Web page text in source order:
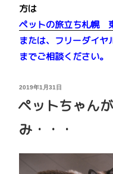
方は
ペットの旅立ち札幌
または、フリーダイ
までご相談ください。
投
日:
2019年1月31日
ペットちゃん
み・・・